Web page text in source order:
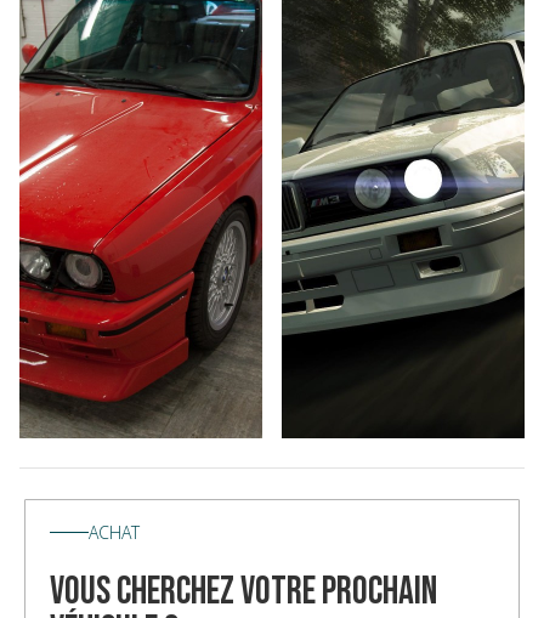
ACHAT
vous cherchez votre prochain